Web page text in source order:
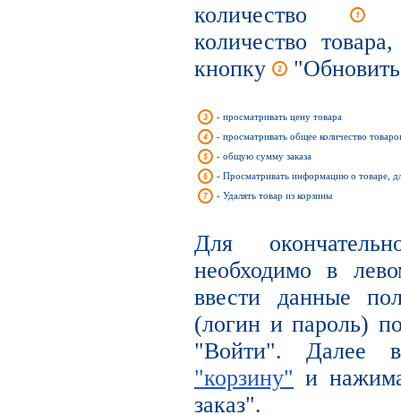
количество
количество
кнопку
- просматривать цену товара
- просматривать общее количество
- общую сумму заказа
- Просматривать информацию о товаре,
- Удалять товар из корзины
Для
необходимо в
ввести данные
(логин и пароль)
"Войти". Далее
"корзину" и
заказ".